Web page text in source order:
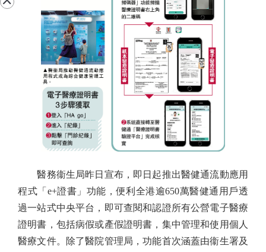
醫務衞生局昨日宣布，即日起推出醫健通流動應用
程式「e+證書」功能，便利全港逾650萬醫健通用戶透
過一站式中央平台，即可查閱和認證所有公營電子醫療
證明書，包括病假或產假證明書，集中管理和使用個人
醫療文件。除了醫院管理局，功能首次涵蓋由衞生署及